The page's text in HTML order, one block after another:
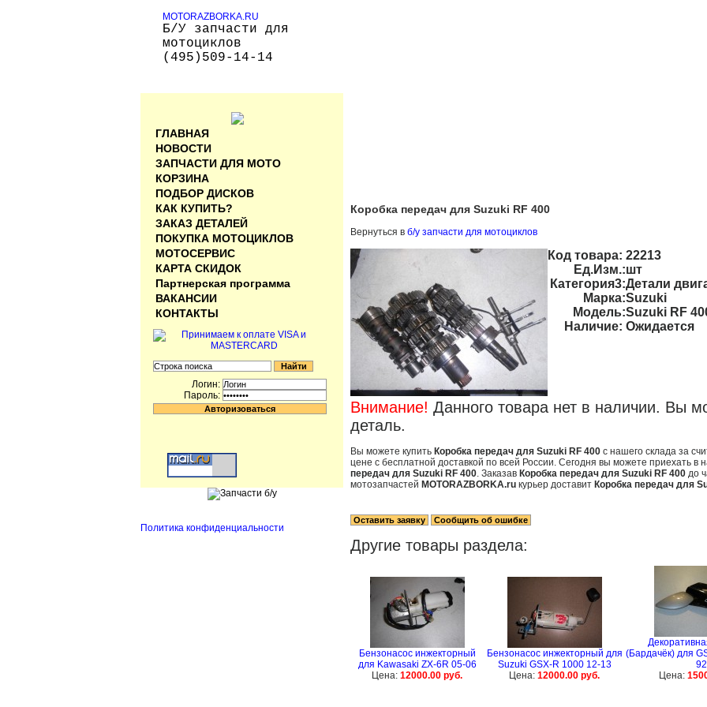
MOTORAZBORKA.RU
Б/У запчасти для
мотоциклов
(495)509-14-14
Коробка передач для Suzuki RF 400
Вернуться в б/у запчасти для мотоциклов
Код товара: 22213
Ед.Изм.:шт
Категория3:Детали
Марка:Suzuki
Модель:Suzuki RF
Наличие: Ожидается
Внимание! Данного товара нет в наличии. Вы
деталь.
Вы можете купить Коробка передач для Suzuki RF 400 с нашего склада за
цене с бесплатной доставкой по всей России. Сегодня вы можете приехать
передач для Suzuki RF 400. Заказав Коробка передач для Suzuki RF 400 до
мотозапчастей MOTORAZBORKA.ru курьер доставит Коробка передач для
Другие товары раздела:
Бензонасос инжекторный
для Kawasaki ZX-6R 05-06
Цена: 12000.00 руб.
Бензонасос инжекторный для
Suzuki GSX-R 1000 12-13
Цена: 12000.00 руб.
(Бардачёк) для
92
Цена:
ГЛАВНАЯ
НОВОСТИ
ЗАПЧАСТИ ДЛЯ МОТО
КОРЗИНА
ПОДБОР ДИСКОВ
КАК КУПИТЬ?
ЗАКАЗ ДЕТАЛЕЙ
ПОКУПКА МОТОЦИКЛОВ
МОТОСЕРВИС
КАРТА СКИДОК
Партнерская программа
ВАКАНСИИ
КОНТАКТЫ
Логин:
Пароль:
Политика конфиденциальности